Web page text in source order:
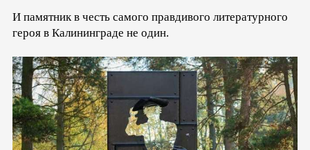
И памятник в честь самого правдивого литературного
героя в Калининграде не один.